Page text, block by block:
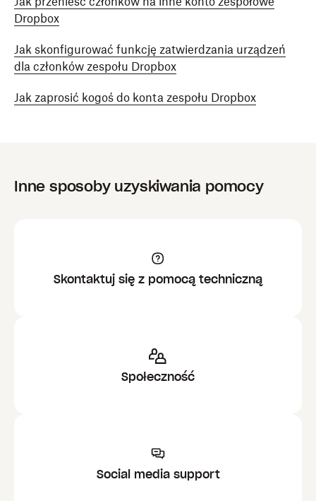
Dropbox
Jak skonfigurować funkcję zatwierdzania urządzeń
dla członków zespołu Dropbox
Jak zaprosić kogoś do konta zespołu Dropbox
Inne sposoby uzyskiwania pomocy
Skontaktuj się z pomocą techniczną
Społeczność
Social media support